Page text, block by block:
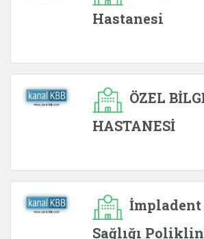
Hastanesi
ÖZEL
HASTANESİ
İmpladent
Sağlığı